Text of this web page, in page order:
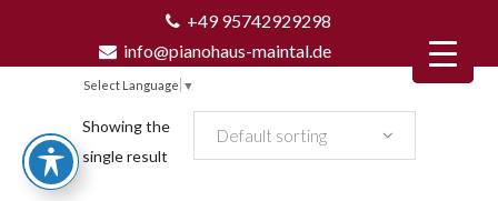
+49 95742929298
info@pianohaus-maintal.de
Select Language ▼
Showing the
single result
Default sorting